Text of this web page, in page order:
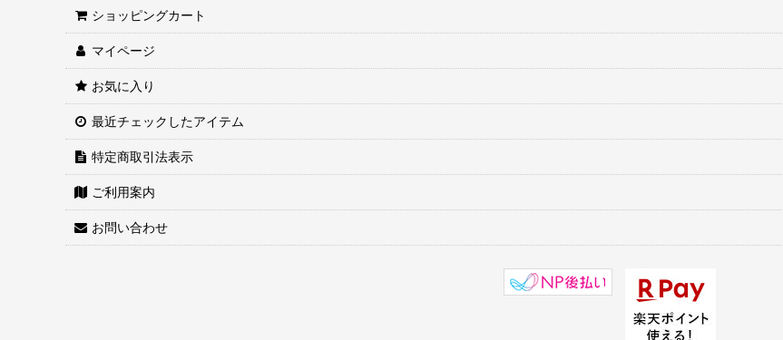
ショッピングカート
マイページ
お気に入り
最近チェックしたアイテム
特定商取引法表示
ご利用案内
お問い合わせ